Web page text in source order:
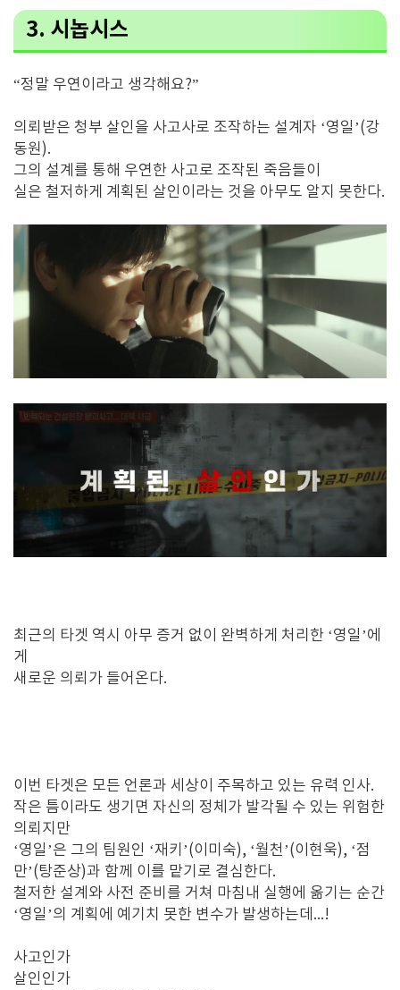
3. 시놉시스
“정말 우연이라고 생각해요?”
의뢰받은 청부 살인을 사고사로 조작하는 설계자 ‘영일’(강
동원).
그의 설계를 통해 우연한 사고로 조작된 죽음들이
실은 철저하게 계획된 살인이라는 것을 아무도 알지 못한다.
최근의 타겟 역시 아무 증거 없이 완벽하게 처리한 ‘영일’에
게
새로운 의뢰가 들어온다.
이번 타겟은 모든 언론과 세상이 주목하고 있는 유력 인사.
작은 틈이라도 생기면 자신의 정체가 발각될 수 있는 위험한
의뢰지만
‘영일’은 그의 팀원인 ‘재키’(이미숙), ‘월천’(이현욱), ‘점
만’(탕준상)과 함께 이를 맡기로 결심한다.
철저한 설계와 사전 준비를 거쳐 마침내 실행에 옮기는 순간
‘영일’의 계획에 예기치 못한 변수가 발생하는데...!
사고인가
살인인가